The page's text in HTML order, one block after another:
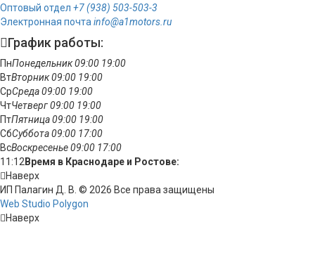
Оптовый отдел +7 (938) 503-503-3
Электронная почта info@a1motors.ru
График работы:
ПнПонедельник09:00 19:00
ВтВторник09:00 19:00
СрСреда09:00 19:00
ЧтЧетверг09:00 19:00
ПтПятница09:00 19:00
СбСуббота09:00 17:00
ВсВоскресенье09:00 17:00
11:12 Время в Краснодаре и Ростове:
Наверх
ИП Палагин Д. В. © 2026 Все права защищены
Web Studio Polygon
Наверх